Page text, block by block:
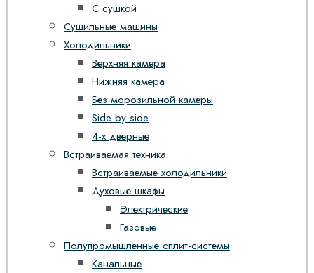
С сушкой
Сушильные машины
Холодильники
Верхняя камера
Нижняя камера
Без морозильной камеры
Side by side
4-х дверные
Встраиваемая техника
Встраиваемые холодильники
Духовые шкафы
Электрические
Газовые
Полупромышленные сплит-системы
Канальные